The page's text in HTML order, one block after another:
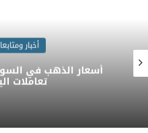
أخبار
أسعار الذهب في
تعاملات